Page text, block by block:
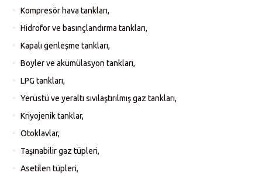
Kompresör hava tankları,
Hidrofor ve basınçlandırma tankları,
Kapalı genleşme tankları,
Boyler ve akümülasyon tankları,
LPG tankları,
Yerüstü ve yeraltı sıvılaştırılmış gaz tankları,
Kriyojenik tanklar,
Otoklavlar,
Taşınabilir gaz tüpleri,
Asetilen tüpleri,